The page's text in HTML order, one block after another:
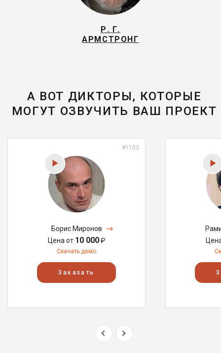
Р. Г.
АРМСТРОНГ
А ВОТ ДИКТОРЫ, КОТОРЫЕ
МОГУТ ОЗВУЧИТЬ ВАШ ПРОЕКТ
#1103
Борис Миронов
Цена от 10 000₽
Скачать демо
Заказать